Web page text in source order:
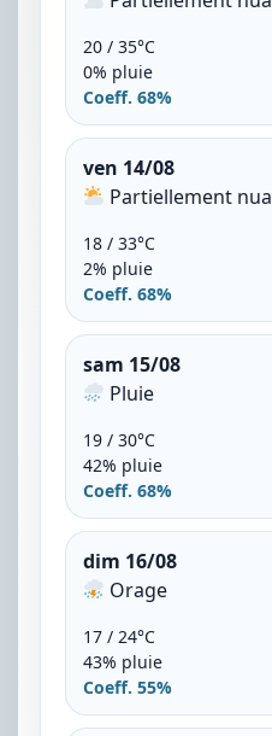
20 / 35°C
0% pluie
Coeff. 68%
ven 14/08
Partiellement
18 / 33°C
2% pluie
Coeff. 68%
sam 15/08
Pluie
19 / 30°C
42% pluie
Coeff. 68%
dim 16/08
Orage
17 / 24°C
43% pluie
Coeff. 55%